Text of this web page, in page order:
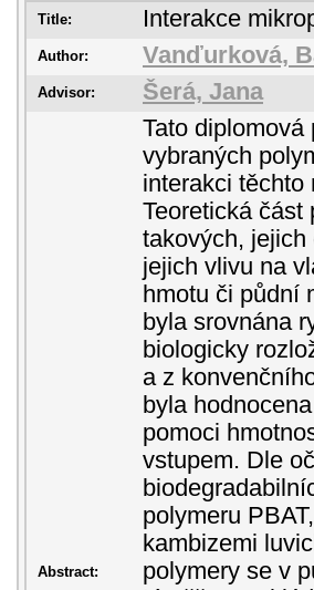
Title: Interakce
Author: Vanďurková,
Advisor: Šerá, Jana
Abstract:
Tato
vybraných
interakci těchto
Teoretická část
takových,
jejich vlivu na
hmotu či půdní
byla srovnána
biologicky
a z
byla
pomoci
vstupem. Dle
polymeru
kambizemi
polymery se v